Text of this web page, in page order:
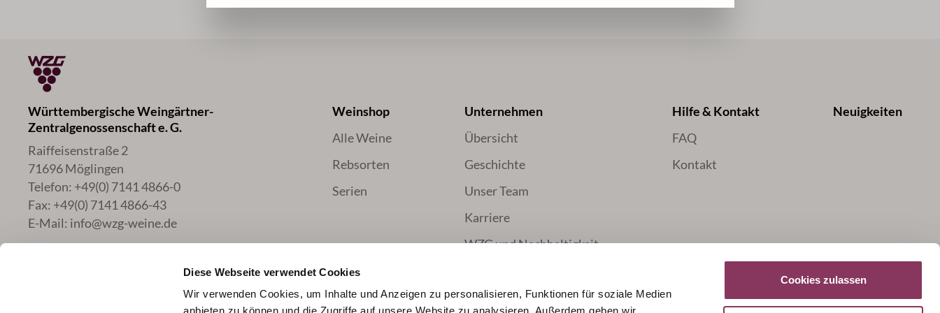
Diese Webseite verwendet Cookies
Wir verwenden Cookies, um Inhalte und Anzeigen zu personalisieren, Funktionen für soziale Medien
Cookies zulassen
Württembergische Weingärtner-
Zentralgenossenschaft e. G.
Raiffeisenstraße 2
71696 Möglingen
Telefon: +49(0) 7141 4866-0
Fax: +49(0) 7141 4866-43
E-Mail: info@wzg-weine.de
Weinshop
Alle Weine
Rebsorten
Serien
Unternehmen
Übersicht
Geschichte
Unser Team
Karriere
WZG und Nachhaltigkeit
Hilfe & Kontakt
FAQ
Kontakt
Neuigkeiten